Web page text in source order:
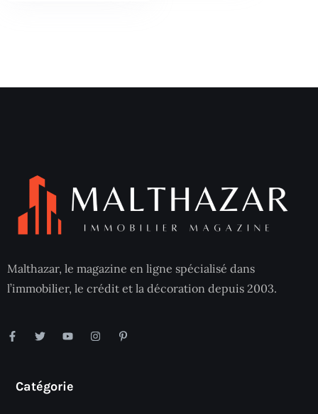
Malthazar, le magazine en ligne spécialisé dans
l’immobilier, le crédit et la décoration depuis 2003.
Catégorie